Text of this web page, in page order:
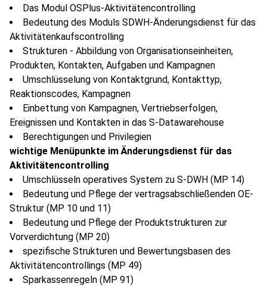
Das Modul OSPlus-Aktivitätencontrolling
Bedeutung des Moduls SDWH-Änderungsdienst für das
Aktivitätenkaufscontrolling
Strukturen - Abbildung von Organisationseinheiten,
Produkten, Kontakten, Aufgaben und Kampagnen
Umschlüsselung von Kontaktgrund, Kontakttyp,
Reaktionscodes, Kampagnen
Einbettung von Kampagnen, Vertriebserfolgen,
Ereignissen und Kontakten in das S-Datawarehouse
Berechtigungen und Privilegien
wichtige Menüpunkte im Änderungsdienst für das
Aktivitätencontrolling
Umschlüsseln operatives System zu S-DWH (MP 14)
Bedeutung und Pflege der vertragsabschließenden OE-
Struktur (MP 10 und 11)
Bedeutung und Pflege der Produktstrukturen zur
Vorverdichtung (MP 20)
spezifische Strukturen und Bewertungsbasen des
Aktivitätencontrollings (MP 49)
Sparkassenregeln (MP 91)